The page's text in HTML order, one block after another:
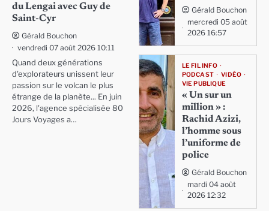
du Lengai avec Guy de
Saint-Cyr
Gérald Bouchon
vendredi 07 août 2026 10:11
Quand deux générations
d'explorateurs unissent leur
passion sur le volcan le plus
étrange de la planète... En juin
2026, l'agence spécialisée 80
Jours Voyages a…
Gérald Bouchon
mercredi 05 août
2026 16:57
LE FIL INFO
PODCAST
VIDÉO
VIE PUBLIQUE
« Un sur un
million » :
Rachid Azizi,
l’homme sous
l’uniforme de
police
Gérald Bouchon
mardi 04 août
2026 12:32